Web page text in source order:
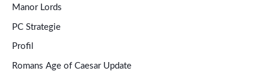
Manor Lords
PC Strategie
Profil
Romans Age of Caesar Update